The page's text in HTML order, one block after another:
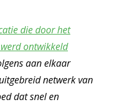
die door het
ontwikkeld
aan elkaar
netwerk van
dat snel en